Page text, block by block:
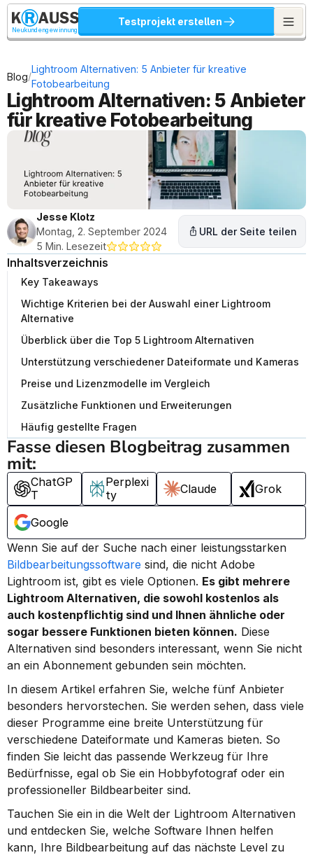
Neukundengewinnung
Testprojekt erstellen
Blog/
Lightroom Alternativen: 5 Anbieter für kreative
Fotobearbeitung
Lightroom Alternativen: 5 Anbieter
für kreative Fotobearbeitung
Jesse Klotz
Montag, 2. September 2024
5 Min. Lesezeit
URL der Seite teilen
Inhaltsverzeichnis
Key Takeaways
Wichtige Kriterien bei der Auswahl einer Lightroom
Alternative
Überblick über die Top 5 Lightroom Alternativen
Unterstützung verschiedener Dateiformate und Kameras
Preise und Lizenzmodelle im Vergleich
Zusätzliche Funktionen und Erweiterungen
Häufig gestellte Fragen
Fasse diesen Blogbeitrag zusammen
mit:
ChatGP
T
Perplexi
ty
Claude Grok
Google
Bildbearbeitungssoftware sind, die nicht Adobe
Lightroom ist, gibt es viele Optionen. Es gibt mehrere
Lightroom Alternativen, die sowohl kostenlos als
auch kostenpflichtig sind und Ihnen ähnliche oder
sogar bessere Funktionen bieten können. Diese
Alternativen sind besonders interessant, wenn Sie nicht
an ein Abonnement gebunden sein möchten.
In diesem Artikel erfahren Sie, welche fünf Anbieter
besonders hervorstechen. Sie werden sehen, dass viele
dieser Programme eine breite Unterstützung für
verschiedene Dateiformate und Kameras bieten. So
finden Sie leicht das passende Werkzeug für Ihre
Bedürfnisse, egal ob Sie ein Hobbyfotograf oder ein
professioneller Bildbearbeiter sind.
Tauchen Sie ein in die Welt der Lightroom Alternativen
und entdecken Sie, welche Software Ihnen helfen
kann, Ihre Bildbearbeitung auf das nächste Level zu